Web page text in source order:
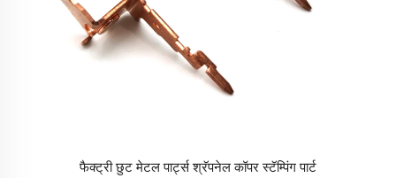
फैक्ट्री छुट मेटल पार्ट्स श्रॅपनेल कॉपर स्टॅम्पिंग पार्ट